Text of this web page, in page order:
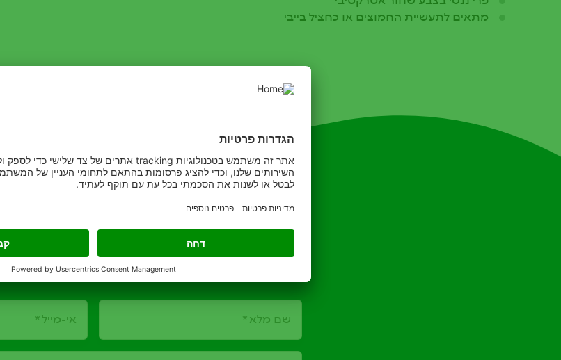
מתאים לתעשיית החמוצים או כחציל בייבי
מלאו פרטיכם בטופס ונחזור אליכם
שם מלא אי-מייל